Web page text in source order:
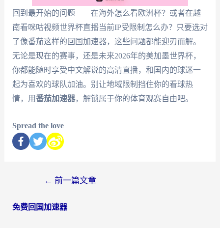
回到最开始的问题——在海外怎么看欧洲杯？或者在越
南看咪咕视频世界杯直播当前IP受限制怎么办？只要选对
了像番茄这样的回国加速器，这些问题都能迎刃而解。
无论是现在的赛事，还是未来2026年的美加墨世界杯，
你都能随时享受中文解说的高清直播，和国内的球迷一
起为喜欢的球队加油。别让地域限制挡住你的看球热
情，用番茄加速器，解锁属于你的体育观赛自由吧。
Spread the love
← 前一篇文章
免费回国加速器